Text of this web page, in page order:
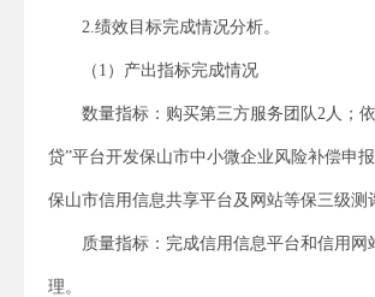
2.绩效目标完成情况分析。
（1）产出指标完成情况
数量指标：购买第三方服务团队2人；
贷”平台开发保山市中小微企业风险补偿申
保山市信用信息共享平台及网站等保三级测
质量指标：完成信用信息平台和信用网
理。